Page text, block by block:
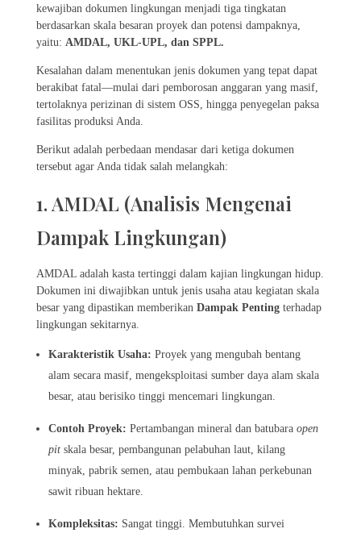
kewajiban dokumen lingkungan menjadi tiga tingkatan
berdasarkan skala besaran proyek dan potensi dampaknya,
yaitu: AMDAL, UKL-UPL, dan SPPL.
Kesalahan dalam menentukan jenis dokumen yang tepat dapat
berakibat fatal—mulai dari pemborosan anggaran yang masif,
tertolaknya perizinan di sistem OSS, hingga penyegelan paksa
fasilitas produksi Anda.
Berikut adalah perbedaan mendasar dari ketiga dokumen
tersebut agar Anda tidak salah melangkah:
1. AMDAL (Analisis Mengenai
Dampak Lingkungan)
AMDAL adalah kasta tertinggi dalam kajian lingkungan hidup.
Dokumen ini diwajibkan untuk jenis usaha atau kegiatan skala
besar yang dipastikan memberikan Dampak Penting terhadap
lingkungan sekitarnya.
Karakteristik Usaha: Proyek yang mengubah bentang
alam secara masif, mengeksploitasi sumber daya alam skala
besar, atau berisiko tinggi mencemari lingkungan.
Contoh Proyek: Pertambangan mineral dan batubaraopen
pit skala besar, pembangunan pelabuhan laut, kilang
minyak, pabrik semen, atau pembukaan lahan perkebunan
sawit ribuan hektare.
Kompleksitas: Sangat tinggi. Membutuhkan survei